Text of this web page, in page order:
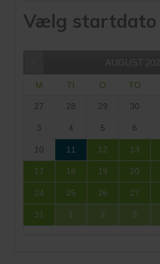
Vælg startdato
AUGUST 2026
M TI O TO
27 28 29 30
3 4 5 6
10 11 12 13
17 18 19 20
24 25 26 27
31 1 2 3